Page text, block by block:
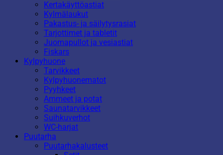
Kertakäyttöastiat
Kylmälaukut
Pakastus- ja säilytysrasiat
Tarjottimet ja tabletit
Juomapullot ja vesiastiat
Fiskars
Kylpyhuone
Tarvikkeet
Kylpyhuonematot
Pyyhkeet
Ammeet ja potat
Saunatarvikkeet
Suihkuverhot
WC-harjat
Puutarha
Puutarhakalusteet